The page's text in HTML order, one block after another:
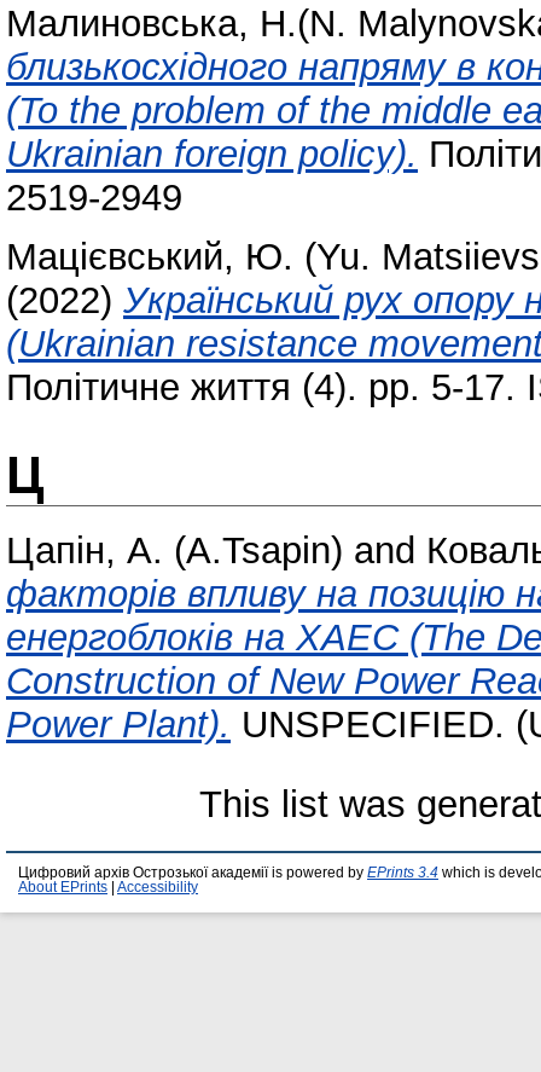
Малиновська, Н.(N.
близькосхідного напряму в
(To the problem of the middle
Ukrainian foreign policy).
2519-2949
Мацієвський, Ю. (Yu.
(2022) Український рух
(Ukrainian resistance
Політичне життя (4). pp. 5-17.
Ц
Цапін, А. (A.Tsapin) and
факторів впливу на позицію
енергоблоків на ХАЕС (The
Construction of New Power
Power Plant). UNSPECIFIED.
This list was
Цифровий архів Острозької академії is powered by EPrints 3.4 which is
About EPrints
Accessibility